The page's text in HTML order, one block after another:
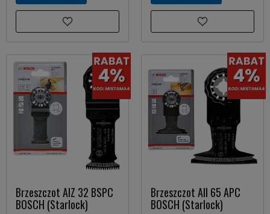
Brzeszczot AIZ 32 BSPC
BOSCH (Starlock)
Brzeszczot AII 65 APC
BOSCH (Starlock)